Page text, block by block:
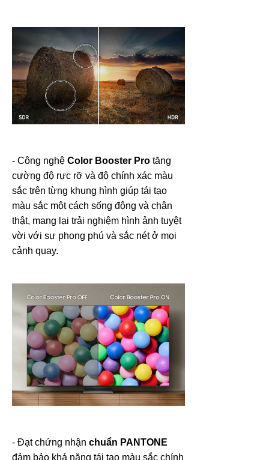
- Công nghệ Color Booster Pro tăng
cường độ rực rỡ và độ chính xác màu
sắc trên từng khung hình giúp tái tạo
màu sắc một cách sống động và chân
thật, mang lại trải nghiệm hình ảnh tuyệt
vời với sự phong phú và sắc nét ở mọi
cảnh quay.
- Đạt chứng nhận chuẩn PANTONE
đảm bảo khả năng tái tạo màu sắc chính